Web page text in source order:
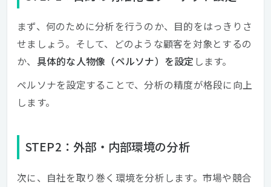
まず、何のために分析を行うのか、目的をはっきりさ
せましょう。そして、どのような顧客を対象とするの
か、 具体的な人物像（ペルソナ）を設定 します。
ペルソナを設定することで、分析の精度が格段に向上
します。
STEP2：外部・内部環境の分析
次に、自社を取り巻く環境を分析します。市場や競合